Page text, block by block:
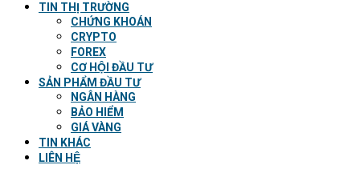
TIN THỊ TRƯỜNG
CHỨNG KHOÁN
CRYPTO
FOREX
CƠ HỘI ĐẦU TƯ
SẢN PHẨM ĐẦU TƯ
NGÂN HÀNG
BẢO HIỂM
GIÁ VÀNG
TIN KHÁC
LIÊN HỆ